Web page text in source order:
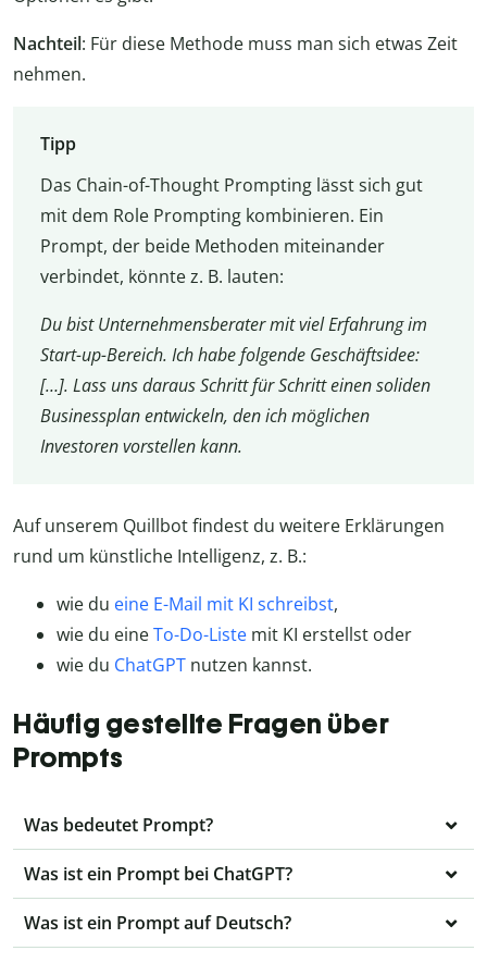
Nachteil: Für diese Methode muss man sich etwas Zeit
nehmen.
Tipp
Das Chain-of-Thought Prompting lässt sich gut
mit dem Role Prompting kombinieren. Ein
Prompt, der beide Methoden miteinander
verbindet, könnte z. B. lauten:
Du bist Unternehmensberater mit viel Erfahrung im
Start-up-Bereich. Ich habe folgende Geschäftsidee:
[…]. Lass uns daraus Schritt für Schritt einen soliden
Businessplan entwickeln, den ich möglichen
Investoren vorstellen kann.
Auf unserem Quillbot findest du weitere Erklärungen
rund um künstliche Intelligenz, z. B.:
wie du eine E-Mail mit KI schreibst,
wie du eineTo-Do-Liste mit KI erstellst oder
wie du ChatGPT nutzen kannst.
Häufig gestellte Fragen über
Prompts
Was bedeutet Prompt?
Was ist ein Prompt bei ChatGPT?
Was ist ein Prompt auf Deutsch?